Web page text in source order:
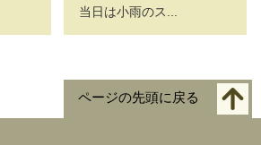
当日は小雨のス...
ページの先頭に戻る